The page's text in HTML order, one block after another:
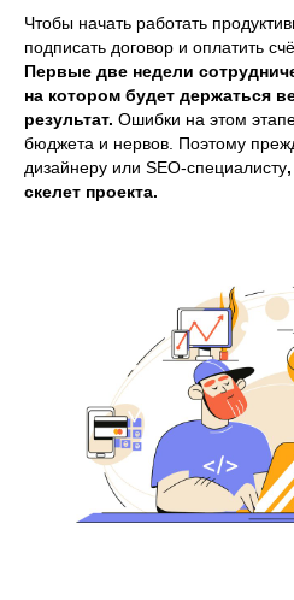
Чтобы начать работать
подписать договор и оплатить
Первые две недели
на котором будет держаться
результат. Ошибки на этом
бюджета и нервов. Поэтому
дизайнеру или SEO-специалисту
скелет проекта.